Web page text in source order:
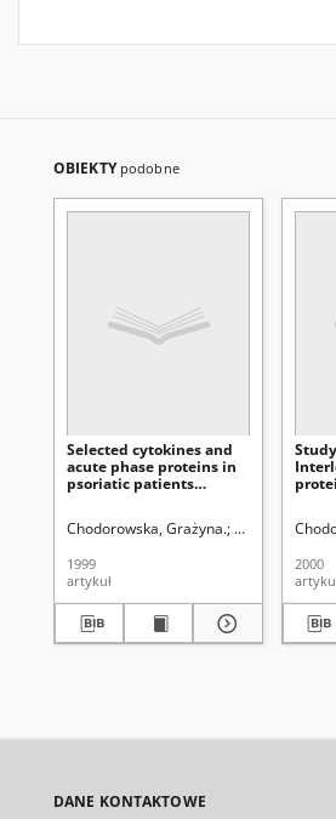
OBIEKTY podobne
Selected cytokines and
acute phase proteins in
psoriatic patients
A or Re-PUVA methods
Chodorowska, Grażyna. Czelej, Dorota.
1999
artykuł
the
2000
DANE KONTAKTOWE